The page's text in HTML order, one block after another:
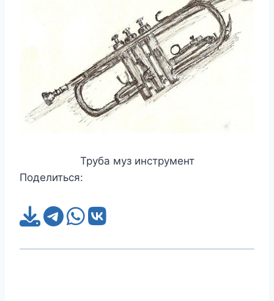
Труба муз инструмент
Поделиться: